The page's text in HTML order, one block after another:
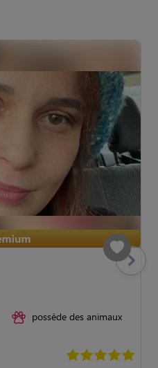
possède des animaux
Suivant